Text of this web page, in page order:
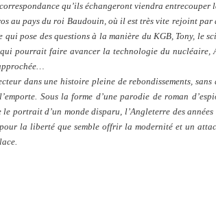
qu’ils échangeront viendra entrecouper
au pays du roi Baudouin, où il est très vite rejoint par
qui pose des questions à la manière du KGB, Tony, le
pourrait faire avancer la technologie du nucléaire,
dans une histoire pleine de rebondissements,
Sous la forme d’une parodie de roman
le portrait d’un monde disparu, l’Angleterre des
la liberté que semble offrir la modernité et un